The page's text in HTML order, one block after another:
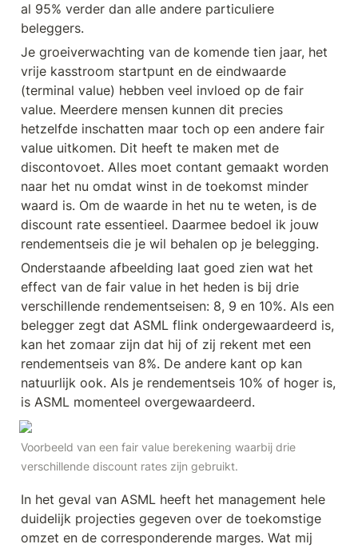
al 95% verder dan alle andere particuliere
beleggers.
Je groeiverwachting van de komende tien jaar, het
vrije kasstroom startpunt en de eindwaarde
(terminal value) hebben veel invloed op de fair
value. Meerdere mensen kunnen dit precies
hetzelfde inschatten maar toch op een andere fair
value uitkomen. Dit heeft te maken met de
discontovoet. Alles moet contant gemaakt worden
naar het nu omdat winst in de toekomst minder
waard is. Om de waarde in het nu te weten, is de
discount rate essentieel. Daarmee bedoel ik jouw
rendementseis die je wil behalen op je belegging.
Onderstaande afbeelding laat goed zien wat het
effect van de fair value in het heden is bij drie
verschillende rendementseisen: 8, 9 en 10%. Als een
belegger zegt dat ASML flink ondergewaardeerd is,
kan het zomaar zijn dat hij of zij rekent met een
rendementseis van 8%. De andere kant op kan
natuurlijk ook. Als je rendementseis 10% of hoger is,
is ASML momenteel overgewaardeerd.
Voorbeeld van een fair value berekening waarbij drie
verschillende discount rates zijn gebruikt.
In het geval van ASML heeft het management hele
duidelijk projecties gegeven over de toekomstige
omzet en de corresponderende marges. Wat mij